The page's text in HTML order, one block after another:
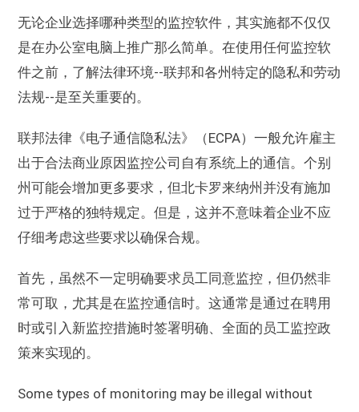
无论企业选择哪种类型的监控软件，其实施都不仅仅
是在办公室电脑上推广那么简单。在使用任何监控软
件之前，了解法律环境--联邦和各州特定的隐私和劳动
法规--是至关重要的。
联邦法律《电子通信隐私法》（ECPA）一般允许雇主
出于合法商业原因监控公司自有系统上的通信。个别
州可能会增加更多要求，但北卡罗来纳州并没有施加
过于严格的独特规定。但是，这并不意味着企业不应
仔细考虑这些要求以确保合规。
首先，虽然不一定明确要求员工同意监控，但仍然非
常可取，尤其是在监控通信时。这通常是通过在聘用
时或引入新监控措施时签署明确、全面的员工监控政
策来实现的。
Some types of monitoring may be illegal without